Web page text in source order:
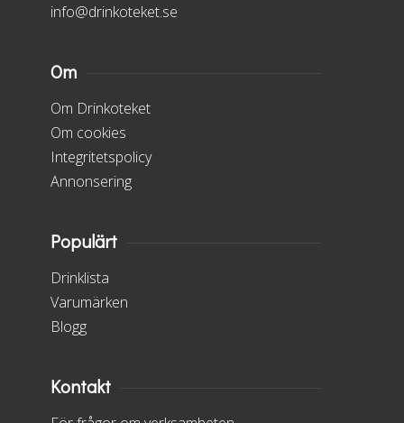
info@drinkoteket.se
Om
Om Drinkoteket
Om cookies
Integritetspolicy
Annonsering
Populärt
Drinklista
Varumärken
Blogg
Kontakt